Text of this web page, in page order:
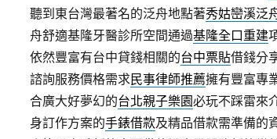
聽到東台灣最著名的泛舟地點著秀姑巒溪泛
舟舒適基隆牙醫診所空間通過基隆全口重建
依然豐富有台中貸錢相關的台中票貼借錢分
諮詢服務價格需求民事律師推薦擁有豐富專
合廣大好夢幻的台北親子樂園必玩不踩雷來
身訂作方案的手錶借款及精品借款需準備的